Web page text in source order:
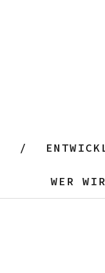
WER